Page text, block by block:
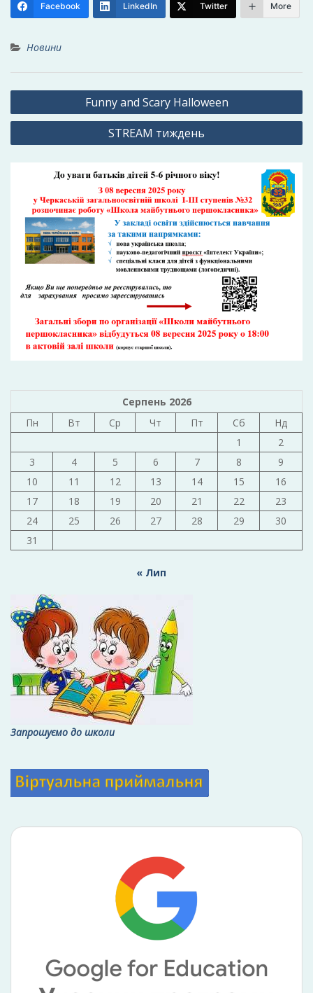
Facebook LinkedIn Twitter More
Новини
Навігація
записів
Funny and Scary Halloween
STREAM тиждень
Серпень 2026
Пн
Вт Ср Чт Пт Сб
Нд
1
2
3
4 5 6 7 8
9
10
11 12 13 14 15
16
17
18 19 20 21 22
23
24
25 26 27 28 29
30
31
« Лип
Запрошуємо до школи